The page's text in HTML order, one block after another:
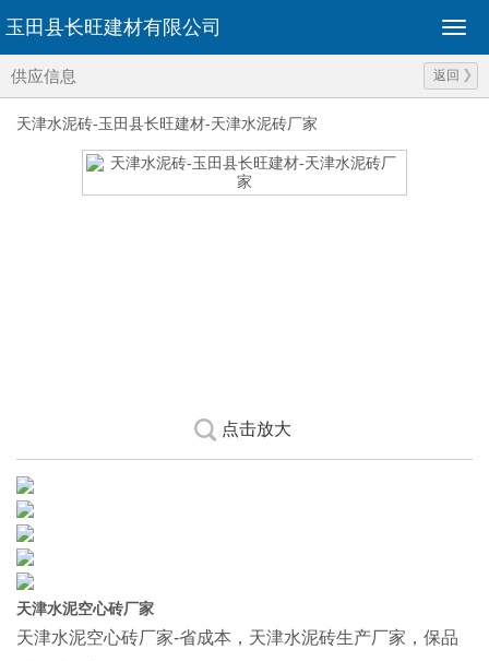
玉田县长旺建材有限公司
供应信息 返回
天津水泥砖-玉田县长旺建材-天津水泥砖厂家
点击放大
天津水泥空心砖厂家
天津水泥空心砖厂家-省成本，天津水泥砖生产厂家，保品